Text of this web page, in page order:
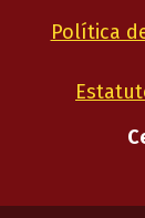
Política